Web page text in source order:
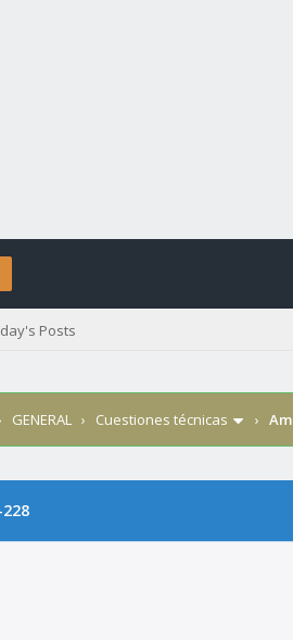
Posts
GENERAL › Cuestiones técnicas ›